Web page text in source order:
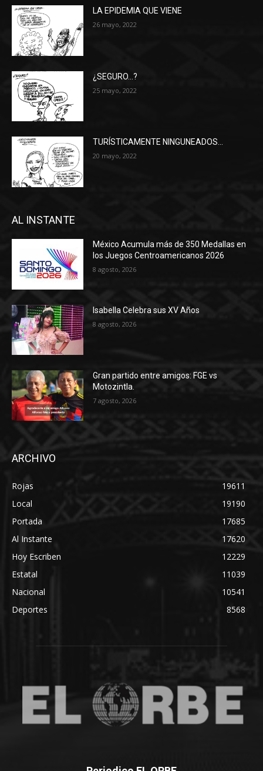
LA EPIDEMIA QUE VIENE
26 mayo, 2022
¿SEGURO…?
25 mayo, 2022
TURÍSTICAMENTE NINGUNEADOS…
20 mayo, 2022
AL INSTANTE
México Acumula más de 350 Medallas en
los Juegos Centroamericanos 2026
8 agosto, 2026
Isabella Celebra sus XV Años
8 agosto, 2026
Gran partido entre amigos: FGE vs
Motozintla.
7 agosto, 2026
ARCHIVO
Rojas
19611
Local
19190
Portada
17685
Al Instante
17620
Hoy Escriben
12229
Estatal
11039
Nacional
10541
Deportes
8568